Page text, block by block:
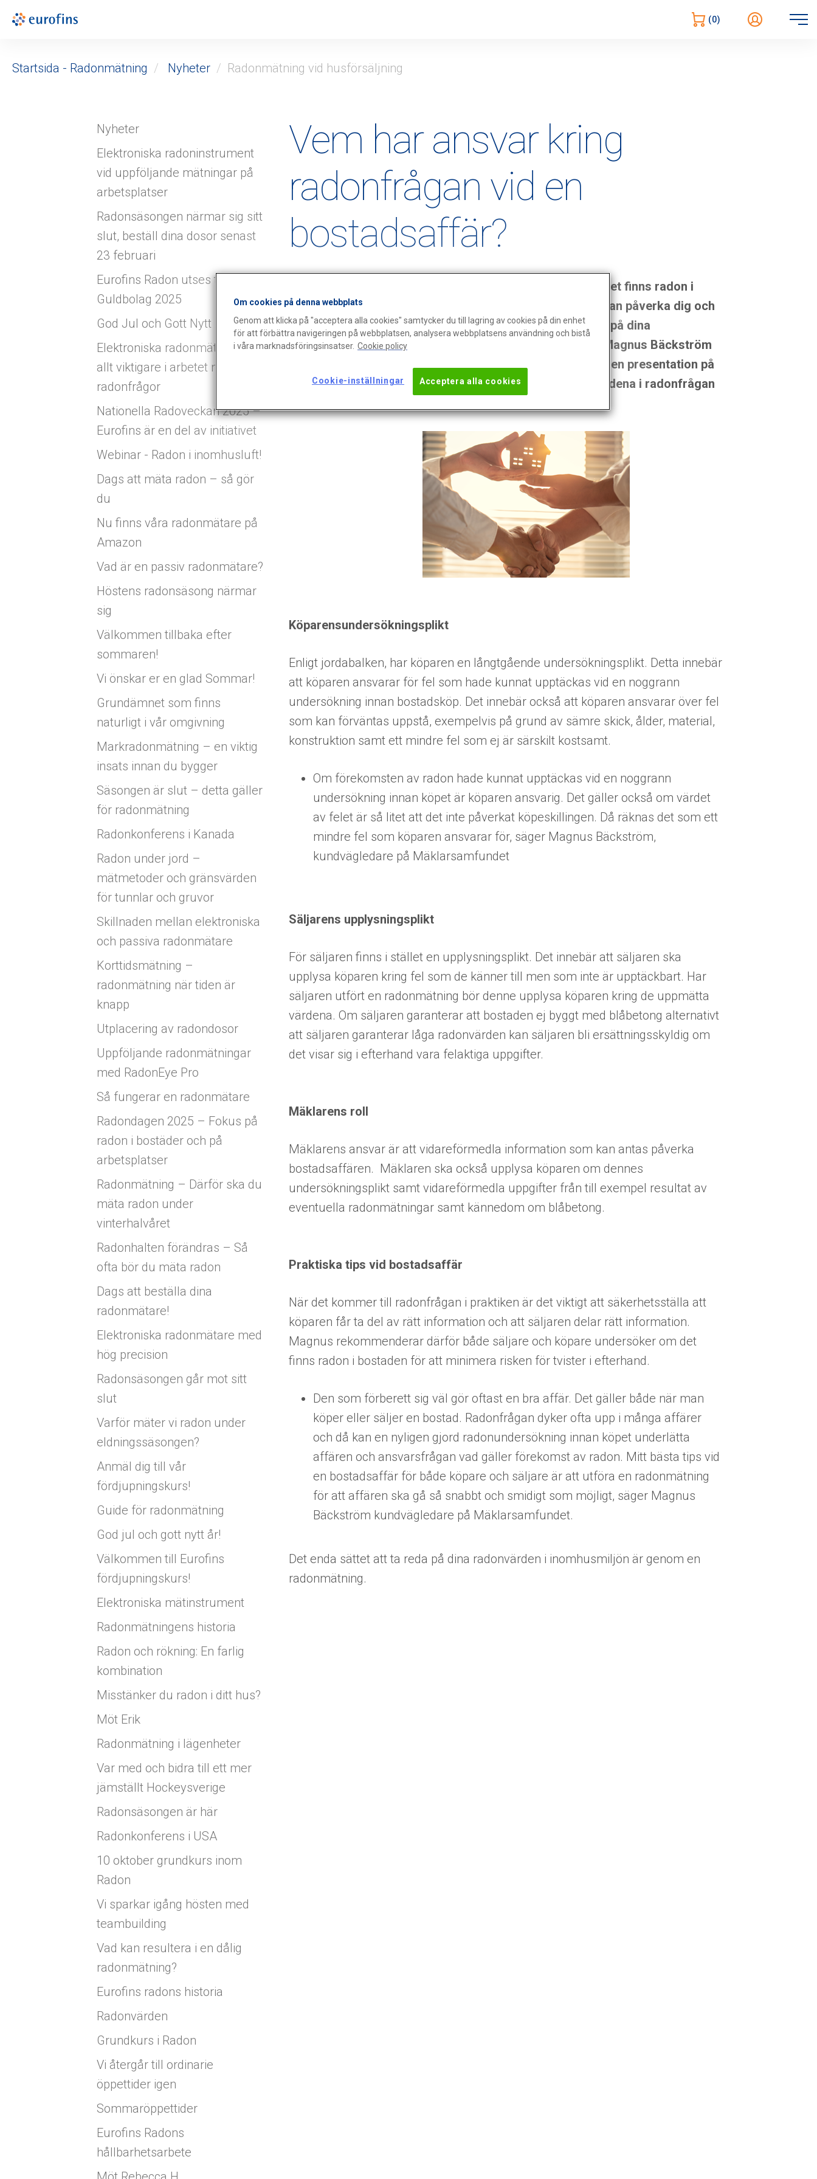
(0)
Öppna
navigering
Startsida - Radonmätning Nyheter Radonmätning vid husförsäljning
Nyheter
Elektroniska radoninstrument
vid uppföljande mätningar på
arbetsplatser
Radonsäsongen närmar sig sitt
slut, beställ dina dosor senast
23 februari
Eurofins Radon utses till Årets
Guldbolag 2025
God Jul och Gott Nytt År! (1)
Elektroniska radonmätare blir
allt viktigare i arbetet med
radonfrågor
Nationella Radoveckan 2025 –
Eurofins är en del av initiativet
Webinar - Radon i inomhusluft!
Dags att mäta radon – så gör
du
Nu finns våra radonmätare på
Amazon
Vad är en passiv radonmätare?
Höstens radonsäsong närmar
sig
Välkommen tillbaka efter
sommaren!
Vi önskar er en glad Sommar!
Grundämnet som finns
naturligt i vår omgivning
Markradonmätning – en viktig
insats innan du bygger
Säsongen är slut – detta gäller
för radonmätning
Radonkonferens i Kanada
Radon under jord –
mätmetoder och gränsvärden
för tunnlar och gruvor
Skillnaden mellan elektroniska
och passiva radonmätare
Korttidsmätning –
radonmätning när tiden är
knapp
Utplacering av radondosor
Uppföljande radonmätningar
med RadonEye Pro
Så fungerar en radonmätare
Radondagen 2025 – Fokus på
radon i bostäder och på
arbetsplatser
Radonmätning – Därför ska du
mäta radon under
vinterhalvåret
Radonhalten förändras – Så
ofta bör du mäta radon
Dags att beställa dina
radonmätare!
Elektroniska radonmätare med
hög precision
Radonsäsongen går mot sitt
slut
Varför mäter vi radon under
eldningssäsongen?
Anmäl dig till vår
fördjupningskurs!
Guide för radonmätning
God jul och gott nytt år!
Välkommen till Eurofins
fördjupningskurs!
Elektroniska mätinstrument
Radonmätningens historia
Radon och rökning: En farlig
kombination
Misstänker du radon i ditt hus?
Möt Erik
Radonmätning i lägenheter
Var med och bidra till ett mer
jämställt Hockeysverige
Radonsäsongen är här
Radonkonferens i USA
10 oktober grundkurs inom
Radon
Vi sparkar igång hösten med
teambuilding
Vad kan resultera i en dålig
radonmätning?
Eurofins radons historia
Radonvärden
Grundkurs i Radon
Vi återgår till ordinarie
öppettider igen
Sommaröppettider
Eurofins Radons
hållbarhetsarbete
Vem har ansvar kring
radonfrågan vid en
bostadsaffär?
Ska du sälja eller köpa en bostad? Har du undersökt om det finns radon i
inomhusluften? Radon är en luktfri och osynlig gas som kan påverka dig och
din omgivnings hälsa negativt. Det enda sättet att ta reda på dina
radonvärden är genom att genomföra en radonmätning. Magnus Bäckström
arbetar som kundvägledare på Mäklarsamfundet och höll en presentation på
radondagen för att informera kring de olika ansvarsområdena i radonfrågan
Köparensundersökningsplikt
Enligt jordabalken, har köparen en långtgående undersökningsplikt. Detta innebär
att köparen ansvarar för fel som hade kunnat upptäckas vid en noggrann
undersökning innan bostadsköp. Det innebär också att köparen ansvarar över fel
som kan förväntas uppstå, exempelvis på grund av sämre skick, ålder, material,
konstruktion samt ett mindre fel som ej är särskilt kostsamt.
Om förekomsten av radon hade kunnat upptäckas vid en noggrann
undersökning innan köpet är köparen ansvarig. Det gäller också om värdet
av felet är så litet att det inte påverkat köpeskillingen. Då räknas det som ett
mindre fel som köparen ansvarar för, säger Magnus Bäckström,
kundvägledare på Mäklarsamfundet
Säljarens upplysningsplikt
För säljaren finns i stället en upplysningsplikt. Det innebär att säljaren ska
upplysa köparen kring fel som de känner till men som inte är upptäckbart. Har
säljaren utfört en radonmätning bör denne upplysa köparen kring de uppmätta
värdena. Om säljaren garanterar att bostaden ej byggt med blåbetong alternativt
att säljaren garanterar låga radonvärden kan säljaren bli ersättningsskyldig om
det visar sig i efterhand vara felaktiga uppgifter.
Mäklarens roll
Mäklarens ansvar är att vidareförmedla information som kan antas påverka
bostadsaffären. Mäklaren ska också upplysa köparen om dennes
undersökningsplikt samt vidareförmedla uppgifter från till exempel resultat av
eventuella radonmätningar samt kännedom om blåbetong.
Praktiska tips vid bostadsaffär
När det kommer till radonfrågan i praktiken är det viktigt att säkerhetsställa att
köparen får ta del av rätt information och att säljaren delar rätt information.
Magnus rekommenderar därför både säljare och köpare undersöker om det
finns radon i bostaden för att minimera risken för tvister i efterhand.
Den som förberett sig väl gör oftast en bra affär. Det gäller både när man
köper eller säljer en bostad. Radonfrågan dyker ofta upp i många affärer
och då kan en nyligen gjord radonundersökning innan köpet underlätta
affären och ansvarsfrågan vad gäller förekomst av radon. Mitt bästa tips vid
en bostadsaffär för både köpare och säljare är att utföra en radonmätning
för att affären ska gå så snabbt och smidigt som möjligt, säger Magnus
Bäckström kundvägledare på Mäklarsamfundet.
Det enda sättet att ta reda på dina radonvärden i inomhusmiljön är genom en
radonmätning.
Om cookies på denna webbplats
Genom att klicka på "acceptera alla cookies" samtycker du till lagring av cookies på din enhet
för att förbättra navigeringen på webbplatsen, analysera webbplatsens användning och bistå
i våra marknadsföringsinsatser. Cookie policy
Cookie-inställningar Acceptera alla cookies